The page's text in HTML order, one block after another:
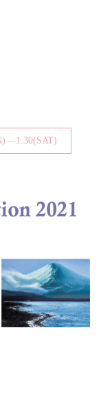
– 1.30(SAT)